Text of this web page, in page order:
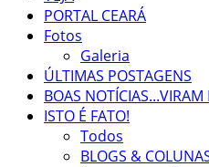
PORTAL CEARÁ
Fotos
Galeria
ÚLTIMAS POSTAGENS
BOAS
ISTO É FATO!
Todos
BLOGS &